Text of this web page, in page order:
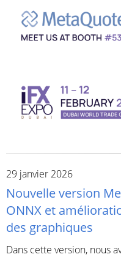
29 janvier 2026
Nouvelle version
ONNX et
des graphiques
Dans cette version, nous